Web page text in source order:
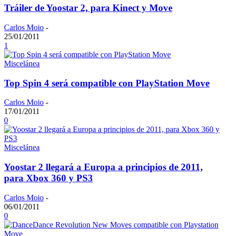
Tráiler de Yoostar 2, para Kinect y Move
Carlos Moio -
25/01/2011
1
Miscelánea
Top Spin 4 será compatible con PlayStation Move
Carlos Moio -
17/01/2011
0
Miscelánea
Yoostar 2 llegará a Europa a principios de 2011,
para Xbox 360 y PS3
Carlos Moio -
06/01/2011
0